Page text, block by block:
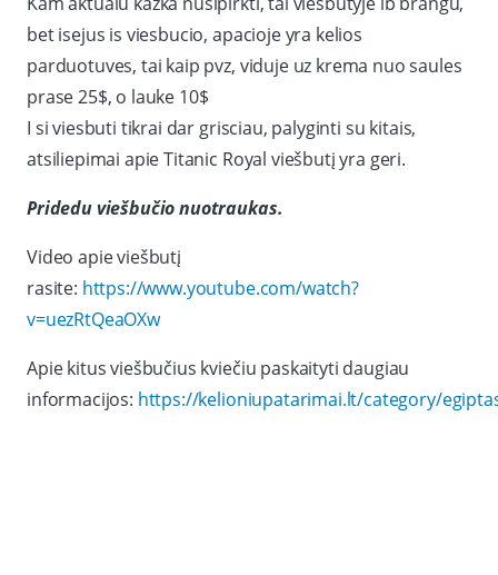
bet isejus is viesbucio, apacioje yra kelios
parduotuves, tai kaip pvz, viduje uz krema nuo saules
prase 25$, o lauke 10$
I si viesbuti tikrai dar grisciau, palyginti su kitais,
atsiliepimai apie Titanic Royal viešbutį yra geri.
Pridedu viešbučio nuotraukas.
Video apie viešbutį
rasite: https://www.youtube.com/watch?
v=uezRtQeaOXw
Apie kitus viešbučius kviečiu paskaityti daugiau
informacijos: https://kelioniupatarimai.lt/category/